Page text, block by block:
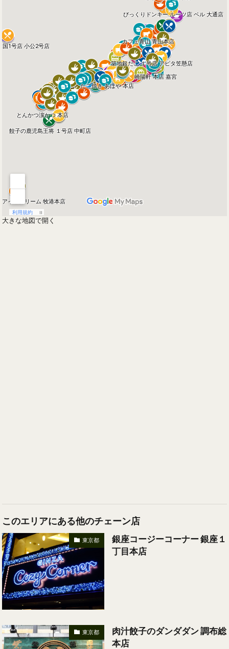
大きな地図で開く
このエリアにある他のチェーン店
東京都
銀座コージーコーナー 銀座１
丁目本店
東京都
肉汁餃子のダンダダン 調布総
本店